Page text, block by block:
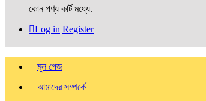
কোন পণ্য কার্ট মধ্যে.
Log in Register
মূল পেজ
আমাদের সম্পর্কে